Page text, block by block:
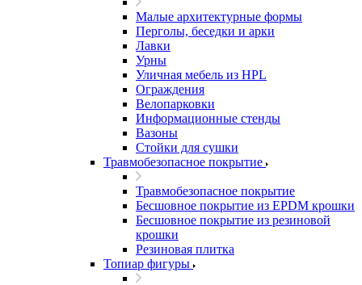
Малые архитектурные формы
Перголы, беседки и арки
Лавки
Урны
Уличная мебель из HPL
Ограждения
Велопарковки
Информационные стенды
Вазоны
Стойки для сушки
Травмобезопасное покрытие
Травмобезопасное покрытие
Бесшовное покрытие из EPDM крошки
Бесшовное покрытие из резиновой
крошки
Резиновая плитка
Топиар фигуры